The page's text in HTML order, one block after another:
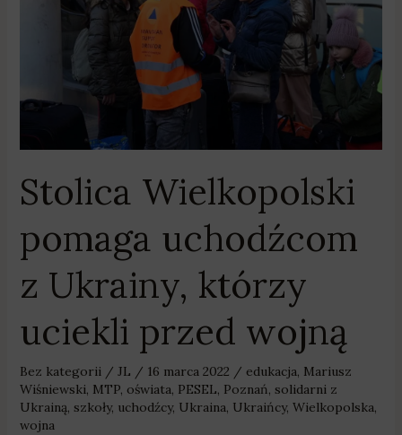
Stolica Wielkopolski
pomaga uchodźcom
z Ukrainy, którzy
uciekli przed wojną
Bez kategorii/ JL / 16 marca 2022 / edukacja, Mariusz
Wiśniewski, MTP, oświata, PESEL, Poznań, solidarni z
Ukrainą, szkoły, uchodźcy, Ukraina, Ukraińcy, Wielkopolska,
wojna
przed